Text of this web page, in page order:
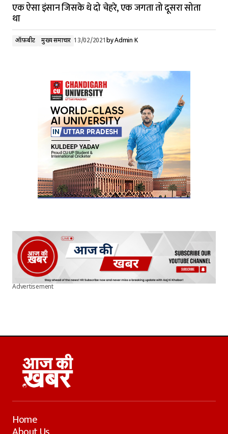
एक ऐसा इंसान जिसके थे दो चेहरे, एक जगता तो दूसरा सोता
था
ऑफ़बीट मुख्य समाचार 13/02/2021byAdmin K
Advertisement
Home